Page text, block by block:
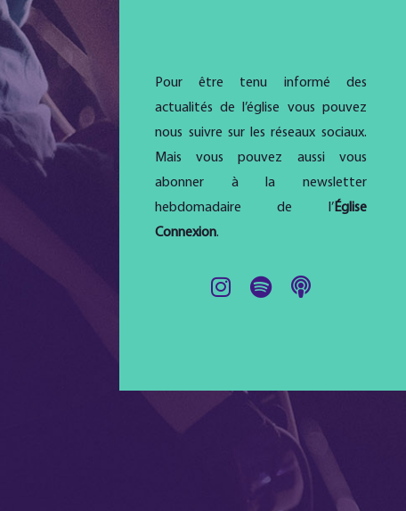
Pour être tenu informé des
actualités de l’église vous pouvez
nous suivre sur les réseaux sociaux.
Mais vous pouvez aussi vous
abonner à la newsletter
hebdomadaire de l’Église
Connexion.